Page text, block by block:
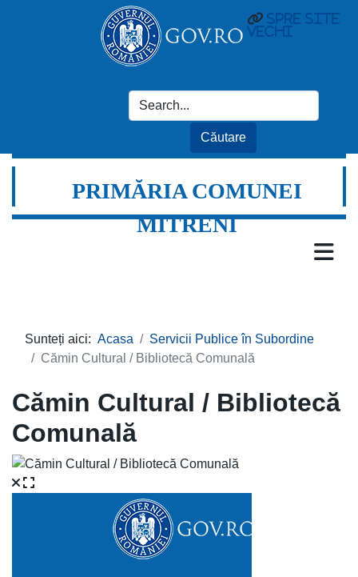
spre site
vechi
PRIMĂRIA COMUNEI
MITRENI
Sunteți aici: Acasa
Servicii Publice în Subordine
Cămin Cultural / Bibliotecă Comunală
Cămin Cultural / Bibliotecă
Comunală